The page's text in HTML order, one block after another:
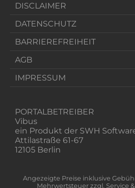
DISCLAIMER
DATENSCHUTZ
BARRIEREFREIHEIT
AGB
IMPRESSUM
PORTALBETREIBER
Vibus
ein Produkt der SWH
Attilastraße 61-67
12105 Berlin
Angezeigte Preise inklusive
Mehrwertsteuer zzgl. Service